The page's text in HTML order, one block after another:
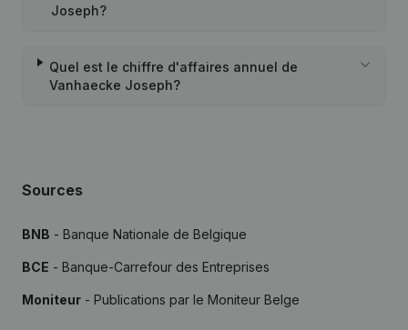
Joseph?
Quel est le chiffre d'affaires annuel de
Vanhaecke Joseph?
Sources
BNB - Banque Nationale de Belgique
BCE - Banque-Carrefour des Entreprises
Moniteur - Publications par le Moniteur Belge